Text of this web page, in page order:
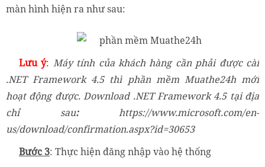
màn hình hiện ra như sau:
Lưu ý: Máy tính của khách hàng cần phải được cài
.NET Framework 4.5 thì phần mềm Muathe24h mới
hoạt động được. Download .NET Framework 4.5 tại địa
chỉ sau: https://www.microsoft.com/en-
us/download/confirmation.aspx?id=30653
Bước 3: Thực hiện đăng nhập vào hệ thống